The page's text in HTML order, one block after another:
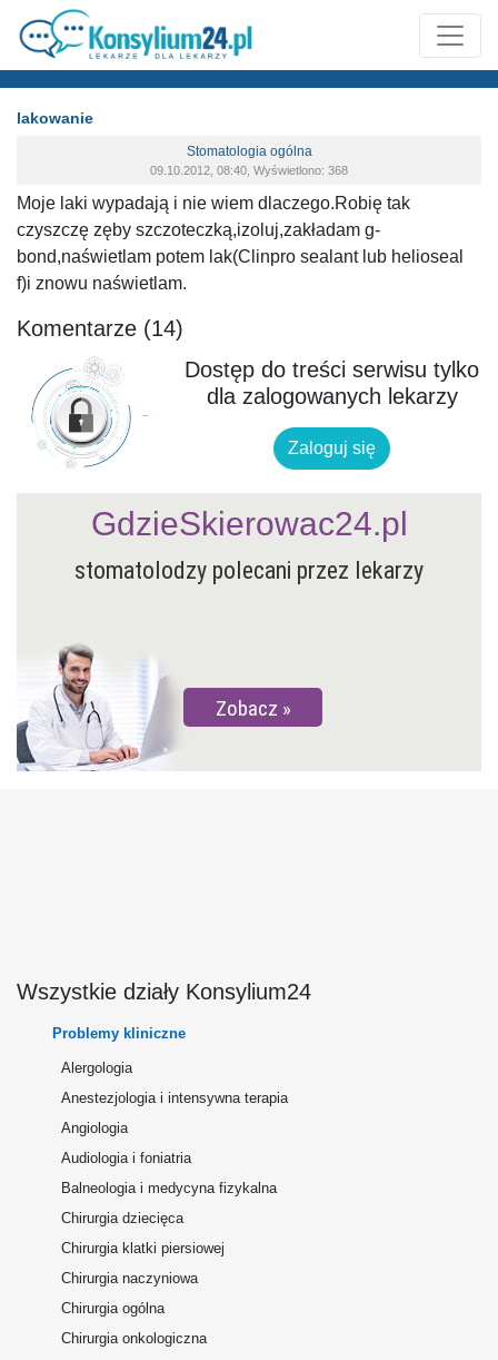
lakowanie
Stomatologia ogólna
09.10.2012, 08:40, Wyświetlono: 368
Moje laki wypadają i nie wiem dlaczego.Robię tak
czyszczę zęby szczoteczką,izoluj,zakładam g-
bond,naświetlam potem lak(Clinpro sealant lub helioseal
f)i znowu naświetlam.
Komentarze (14)
Dostęp do treści serwisu tylko
dla zalogowanych lekarzy
Zaloguj się
stomatolodzy polecani przez lekarzy
Zobacz
GdzieSkierowac24.pl
Wszystkie działy Konsylium24
Problemy kliniczne
Alergologia
Anestezjologia i intensywna terapia
Angiologia
Audiologia i foniatria
Balneologia i medycyna fizykalna
Chirurgia dziecięca
Chirurgia klatki piersiowej
Chirurgia naczyniowa
Chirurgia ogólna
Chirurgia onkologiczna